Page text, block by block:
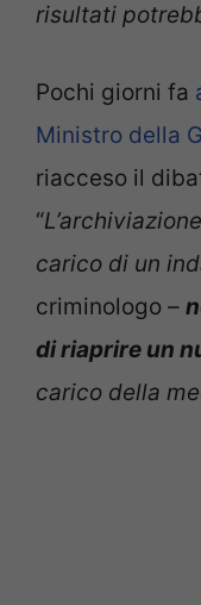
risultati
Pochi giorni fa
Ministro della
riacceso il
“
carico di un
criminologo –
di riaprire un
carico della